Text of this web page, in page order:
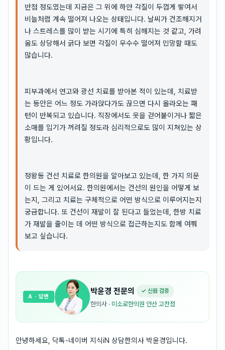
반점 정도였는데 지금은 그 위에 하얀 각질이 두껍게 쌓여서
비늘처럼 계속 떨어져 나오는 상태입니다. 날씨가 건조해지거
나 스트레스를 많이 받는 시기에 특히 심해지는 것 같고, 가려
움도 상당해서 긁다 보면 각질이 우수수 떨어져 민망할 때도
많습니다.
피부과에서 연고와 광선 치료를 받아본 적이 있는데, 치료받
는 동안은 어느 정도 가라앉다가도 끊으면 다시 올라오는 패
턴이 반복되고 있습니다. 직장에서도 옷을 걷어붙이거나 짧은
소매를 입기가 꺼려질 정도라 심리적으로도 많이 지쳐있는 상
황입니다.
정왕동 건선 치료로 한의원을 알아보고 있는데, 한 가지 의문
이 드는 게 있어서요. 한의원에서는 건선의 원인을 어떻게 보
는지, 그리고 치료는 구체적으로 어떤 방식으로 이루어지는지
궁금합니다. 또 건선이 재발이 잘 된다고 들었는데, 한방 치료
가 재발을 줄이는 데 어떤 방식으로 접근하는지도 함께 여쭤
보고 싶습니다.
박윤경 전문의 ✓ 신원 검증
한의사 · 미소로한의원 안산 고잔점
A · 답변
안녕하세요, 닥톡-네이버 지식iN 상담한의사 박윤경입니다.